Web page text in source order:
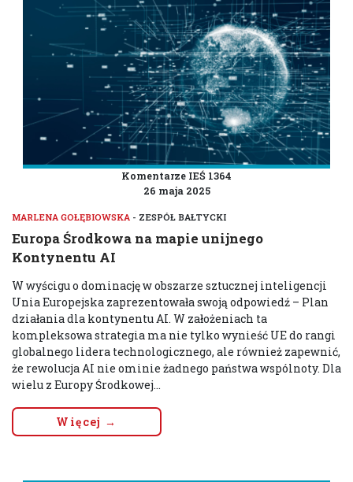
Komentarze IEŚ 1364
26 maja 2025
MARLENA GOŁĘBIOWSKA - ZESPÓŁ BAŁTYCKI
Europa Środkowa na mapie unijnego
Kontynentu AI
W wyścigu o dominację w obszarze sztucznej inteligencji
Unia Europejska zaprezentowała swoją odpowiedź – Plan
działania dla kontynentu AI. W założeniach ta
kompleksowa strategia ma nie tylko wynieść UE do rangi
globalnego lidera technologicznego, ale również zapewnić,
że rewolucja AI nie ominie żadnego państwa wspólnoty. Dla
wielu z Europy Środkowej...
Więcej →